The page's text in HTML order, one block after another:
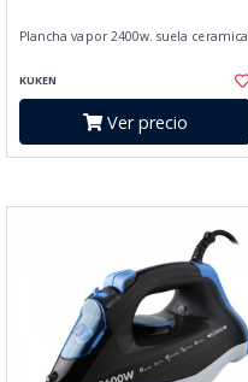
Plancha vapor 2400w. suela ceramica
KUKEN
Ver precio